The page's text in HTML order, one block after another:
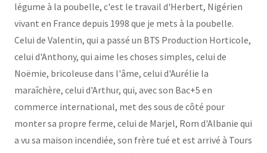
légume à la poubelle, c'est le travail d'Herbert, Nigérien
vivant en France depuis 1998 que je mets à la poubelle.
Celui de Valentin, qui a passé un BTS Production Horticole,
celui d'Anthony, qui aime les choses simples, celui de
Noëmie, bricoleuse dans l'âme, celui d'Aurélie la
maraîchère, celui d'Arthur, qui, avec son Bac+5 en
commerce international, met des sous de côté pour
monter sa propre ferme, celui de Marjel, Rom d'Albanie qui
a vu sa maison incendiée, son frère tué et est arrivé à Tours